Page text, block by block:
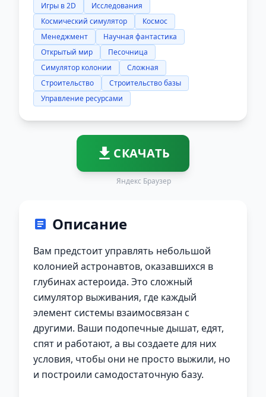
Игры в 2D
Исследования
Космический симулятор
Космос
Менеджмент
Научная фантастика
Открытый мир
Песочница
Симулятор колонии
Сложная
Строительство
Строительство базы
Управление ресурсами
СКАЧАТЬ
Яндекс Браузер
Описание
Вам предстоит управлять небольшой
колонией астронавтов, оказавшихся в
глубинах астероида. Это сложный
симулятор выживания, где каждый
элемент системы взаимосвязан с
другими. Ваши подопечные дышат, едят,
спят и работают, а вы создаете для них
условия, чтобы они не просто выжили, но
и построили самодостаточную базу.